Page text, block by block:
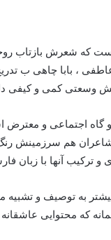
که شعرش بازتاب
عاطفی ، بابا چاهی ب
وسعتی کمی و کیفی
گاه اجتماعی و معترض
شاعران هم سرزمینش
ترکیب آنها با زبان
به توصیف و
که محتوایی